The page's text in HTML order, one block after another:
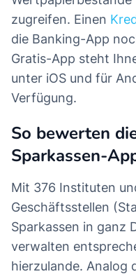
zugreifen. Einen
die Banking-App
Gratis-App steht
unter iOS und für
Verfügung.
So bewerten
Sparkassen-
Mit 376 Instituten
Geschäftsstellen
Sparkassen in ganz
verwalten
hierzulande. Analog